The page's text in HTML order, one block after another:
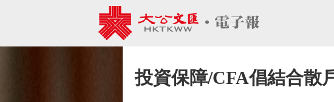
投資保障/CFA倡結合散